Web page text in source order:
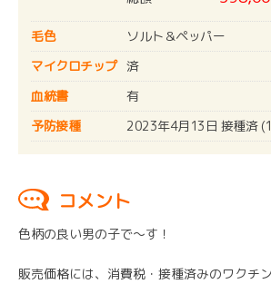
毛色
ソルト＆ペッパー
マイクロチップ 済
血統書
有
予防接種
2023年4月13日 接種済
コメント
色柄の良い男の子で～す！
販売価格には、消費税・接種済みのワクチ